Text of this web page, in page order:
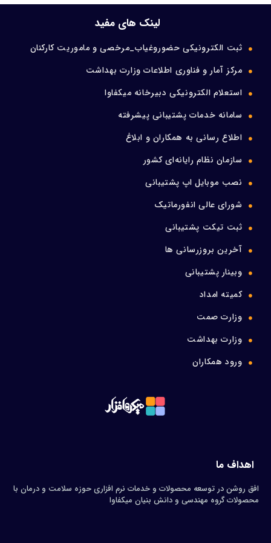
تماس با ما
لینک های مفید
ثبت الکترونیکی حضوروغیاب_مرخصی و ماموریت کارکنان
مرکز آمار و فناوری اطلاعات وزارت بهداشت
استعلام الکترونیکی دبیرخانه میکفاوا
سامانه خدمات پشتیبانی پیشرفته
اطلاع رسانی به همکاران و ابلاغ
سازمان نظام رایانه‌ای کشور
نصب موبایل اپ پشتیبانی
شورای عالی انفورماتیک
ثبت تیکت پشتیبانی
آخرین بروزرسانی ها
وبینار پشتیبانی
کمیته امداد
وزارت صمت
وزارت بهداشت
ورود همکاران
اهداف ما
افق روشن در توسعه محصولات و خدمات نرم افزاری حوزه سلامت و درمان با
محصولات گروه مهندسی و دانش بنیان میکفاوا